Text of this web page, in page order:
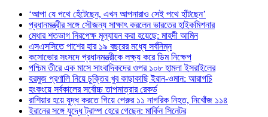
‘আপা যে পথে হেঁটেছেন, এখন আপনারাও সেই পথে হাঁটছেন’
প্রধানমন্ত্রীর সঙ্গে সৌজন্য সাক্ষাৎ করলেন ভারতের হাইকমিশনার
মেধার শতভাগ নিরপেক্ষ মূল্যায়ন করা হয়েছে: মাহদী আমিন
এসএসসিতে পাশের হার ১৯ বছরের মধ্যে সর্বনিম্ন
কসোভোর সংসদে প্রধানমন্ত্রীকে লক্ষ্য করে ডিম নিক্ষেপ
পশ্চিম তীরে এক মাসে সাংবাদিকদের ওপর ১০৮ হামলা ইসরাইলের
হরমুজ প্রণালি নিয়ে চুক্তির খুব কাছাকাছি ইরান-ওমান: আরাগচি
হংকংয়ে সর্বকালের সর্বোচ্চ তাপমাত্রার রেকর্ড
রাশিয়ার হয়ে যুদ্ধ করতে গিয়ে পেরুর ১১ নাগরিক নিহত, নিখোঁজ ১১৪
ইরানের সঙ্গে যুদ্ধে ট্রাম্প হেরে গেছেন: মার্কিন সিনেটর